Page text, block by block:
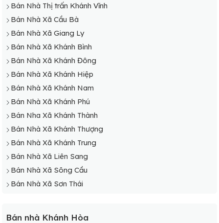
Bán Nhà Thị trấn Khánh Vĩnh
Bán Nhà Xã Cầu Bà
Bán Nhà Xã Giang Ly
Bán Nhà Xã Khánh Bình
Bán Nhà Xã Khánh Đông
Bán Nhà Xã Khánh Hiệp
Bán Nhà Xã Khánh Nam
Bán Nhà Xã Khánh Phú
Bán Nha Xã Khánh Thành
Bán Nhà Xã Khánh Thượng
Bán Nhà Xã Khánh Trung
Bán Nhà Xã Liên Sang
Bán Nhà Xã Sông Cầu
Bán Nhà Xã Sơn Thái
Bán nhà Khánh Hòa